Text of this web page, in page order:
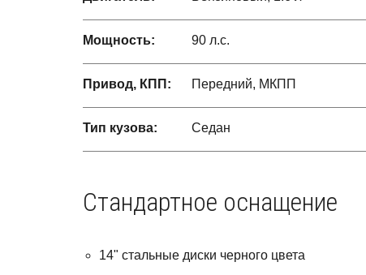
Мощность: 90 л.с.
Привод, КПП: Передний, МКПП
Тип кузова: Седан
Стандартное оснащение
14" стальные диски черного цвета